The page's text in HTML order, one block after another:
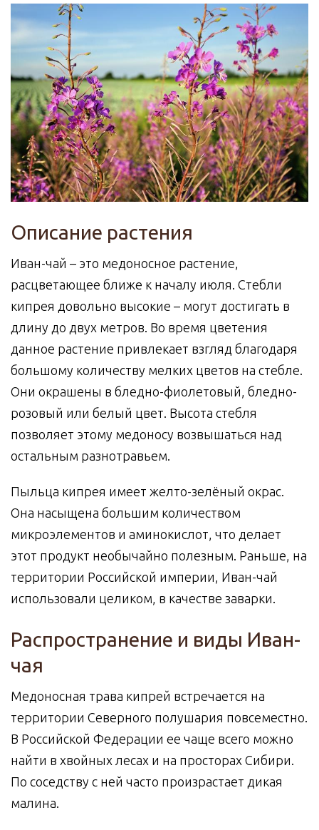
Описание растения
Иван-чай – это медоносное растение,
расцветающее ближе к началу июля. Стебли
кипрея довольно высокие – могут достигать в
длину до двух метров. Во время цветения
данное растение привлекает взгляд благодаря
большому количеству мелких цветов на стебле.
Они окрашены в бледно-фиолетовый, бледно-
розовый или белый цвет. Высота стебля
позволяет этому медоносу возвышаться над
остальным разнотравьем.
Пыльца кипрея имеет желто-зелёный окрас.
Она насыщена большим количеством
микроэлементов и аминокислот, что делает
этот продукт необычайно полезным. Раньше, на
территории Российской империи, Иван-чай
использовали целиком, в качестве заварки.
Распространение и виды Иван-
чая
Медоносная трава кипрей встречается на
территории Северного полушария повсеместно.
В Российской Федерации ее чаще всего можно
найти в хвойных лесах и на просторах Сибири.
По соседству с ней часто произрастает дикая
малина.